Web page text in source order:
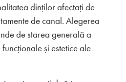
dinților afectați de
de canal. Alegerea
de starea generală a
și estetice ale